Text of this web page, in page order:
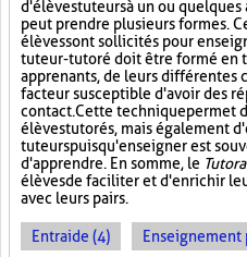
d'élèves tuteurs à un ou
peut prendre plusieurs formes.
élèves sont sollicités pour
tuteur-tutoré doit être formé en
apprenants, de leurs différentes
facteur susceptible d'avoir des
contact. Cette technique permet
élèves tutorés, mais également
tuteurs puisqu'enseigner est
d'apprendre. En somme, le
élèves de faciliter et d'enrichir
avec leurs pairs.
Entraide (4) Enseignement